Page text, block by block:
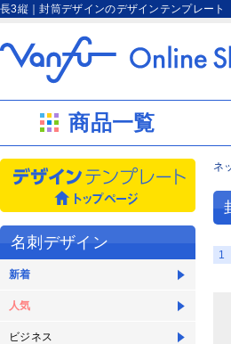
長3縦｜封筒デザインのデザインテンプレート
商品一覧
ネ
1
名刺デザイン
新着
人気
ビジネス